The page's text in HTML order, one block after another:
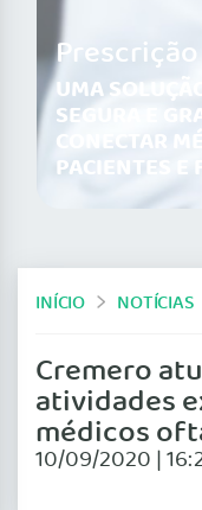
UMA
SEGURA E
CONECTAR
PACIENTES E
INÍCIO NOTÍCIAS
Cremero
atividades
médicos
10/09/2020 |